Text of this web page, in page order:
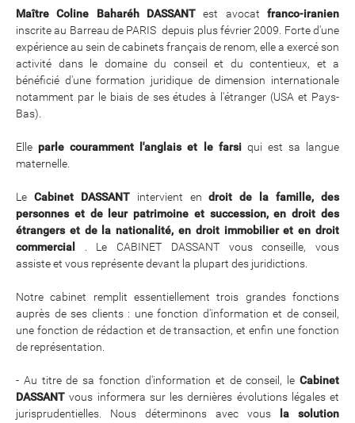
Maître Coline Baharéh DASSANT est avocat franco-iranien
inscrite au Barreau de PARIS depuis plus février 2009. Forte d'une
expérience au sein de cabinets français de renom, elle a exercé son
activité dans le domaine du conseil et du contentieux, et a
bénéficié d'une formation juridique de dimension internationale
notamment par le biais de ses études à l'étranger (USA et Pays-
Bas).
Elleparle couramment l'anglais et le farsiqui est sa langue
maternelle.
Le Cabinet DASSANTintervient en droit de la famille, des
personnes et de leur patrimoine et succession, en droit des
étrangers et de la nationalité, en droit immobilier et en droit
commercial . Le CABINET DASSANT vous conseille, vous
assiste et vous représente devant la plupart des juridictions.
Notre cabinet remplit essentiellement trois grandes fonctions
auprès de ses clients : une fonction d'information et de conseil,
une fonction de rédaction et de transaction, et enfin une fonction
de représentation.
- Au titre de sa fonction d'information et de conseil, le Cabinet
DASSANT vous informera sur les dernières évolutions légales et
jurisprudentielles. Nous déterminons avec vous
la solution